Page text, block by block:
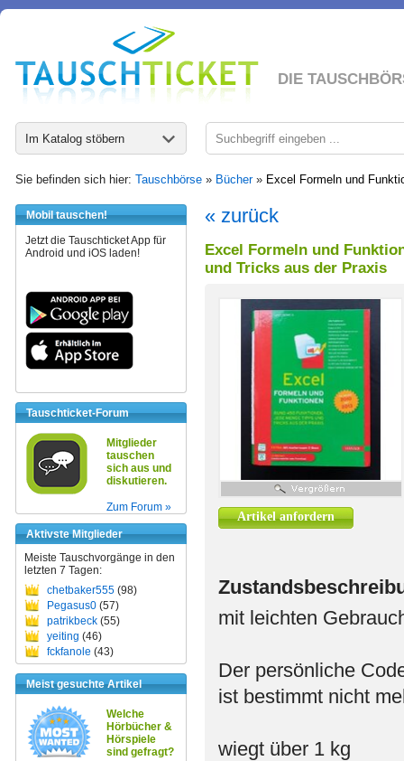
DIE
Im Katalog stöbern
Sie befinden sich hier: Tauschbörse » Bücher» Excel Formeln und
Mobil tauschen!
Jetzt die Tauschticket App für
Android und iOS laden!
Tauschticket-Forum
Mitglieder
tauschen
sich aus und
diskutieren.
Zum Forum »
Aktivste Mitglieder
Meiste Tauschvorgänge in den
letzten 7 Tagen:
chetbaker555 (98)
Pegasus0 (57)
patrikbeck (55)
yeiting (46)
fckfanole (43)
Meist gesuchte Artikel
Welche
Hörbücher &
Hörspiele
sind gefragt?
« zurück
Excel Formeln und
und Tricks aus der Praxis
Artikel anfordern
mit leichten
Der persönliche
ist bestimmt nicht
wiegt über 1 kg